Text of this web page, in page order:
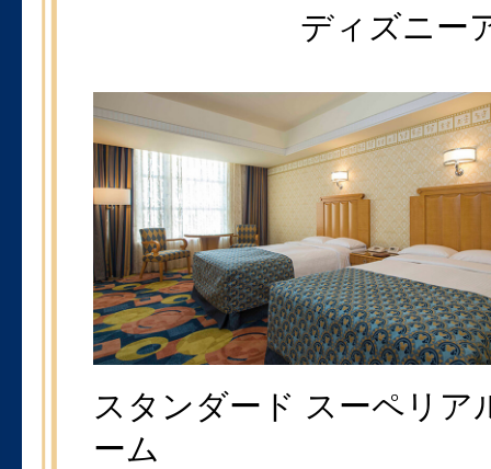
ディズニー
スタンダード スーペリア
ーム